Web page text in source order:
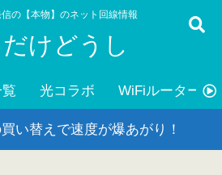
の【本物】のネット回線情報
けどうし
光コラボ WiFiルーター
い替えで速度が爆あがり！